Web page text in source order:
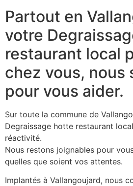
Partout en
votre
restaurant local
chez vous, nous
pour vous aider.
Sur toute la commune de
Degraissage hotte restaurant
réactivité.
Nous restons joignables pour
quelles que soient vos attentes.
Implantés à Vallangoujard, nous